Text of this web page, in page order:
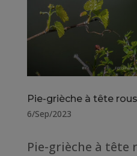
Pie-grièche à tête
6/Sep/2023
Pie-grièche à tête